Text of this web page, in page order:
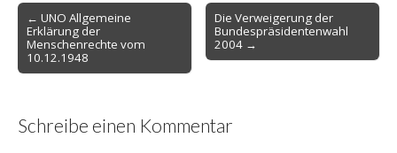
Post
navigation
← UNO Allgemeine
Erklärung der
Menschenrechte vom
10.12.1948
Die Verweigerung der
Bundespräsidentenwahl
2004 →
Schreibe einen Kommentar